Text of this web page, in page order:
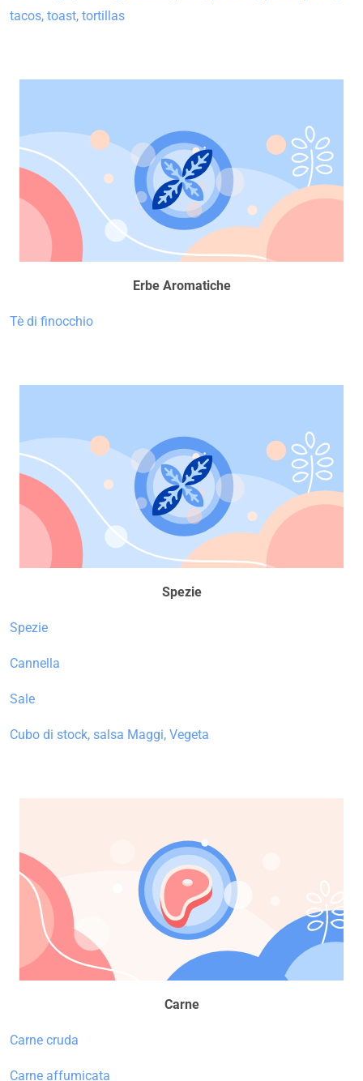
tacos, toast, tortillas
Erbe Aromatiche
Tè di finocchio
Spezie
Spezie
Cannella
Sale
Cubo di stock, salsa Maggi, Vegeta
Carne
Carne cruda
Carne affumicata